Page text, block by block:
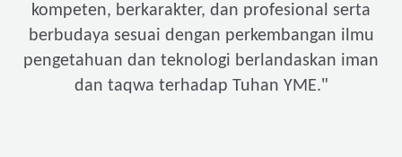
kompeten, berkarakter, dan profesional serta
berbudaya sesuai dengan perkembangan ilmu
pengetahuan dan teknologi berlandaskan iman
dan taqwa terhadap Tuhan YME."